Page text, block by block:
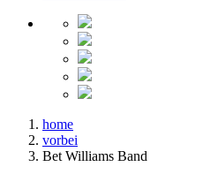
home
vorbei
Bet Williams Band